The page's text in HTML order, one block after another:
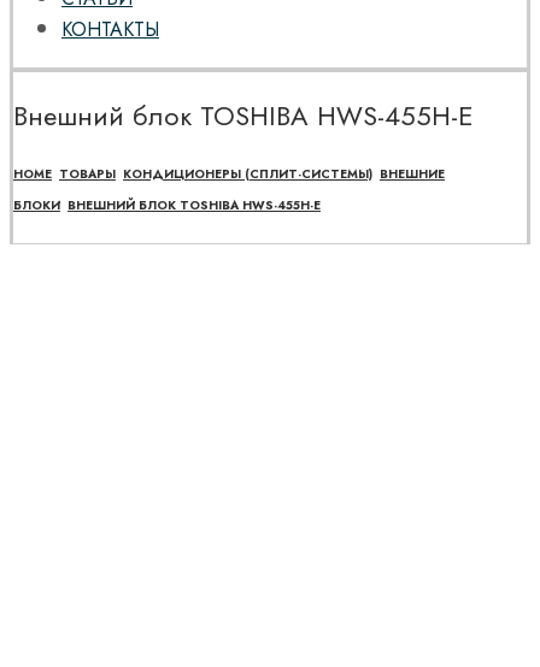
КОНТАКТЫ
Внешний блок TOSHIBA HWS-455H-E
HOME ТОВАРЫ КОНДИЦИОНЕРЫ (СПЛИТ-СИСТЕМЫ) ВНЕШНИЕ
БЛОКИ ВНЕШНИЙ БЛОК TOSHIBA HWS-455H-E